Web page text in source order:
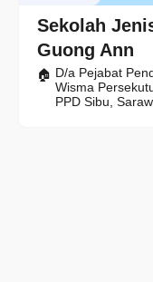
Sekolah
Guong Ann
D/a Pejabat
Wisma
PPD Sibu,